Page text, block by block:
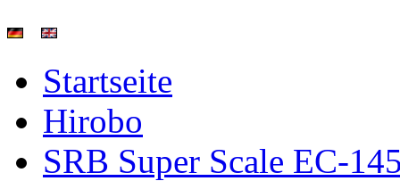
Startseite
Hirobo
SRB Super Scale EC-